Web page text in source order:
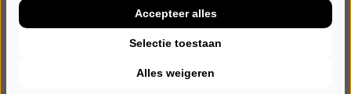
ZATERDAG 12 SEPTEMBER 2026 • 20:30 UUR
Alles weigeren
Selectie toestaan
Accepteer alles